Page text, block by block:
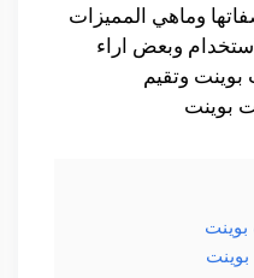
وماهي المميزات
وبعض اراء
بوينت وتقيم
بوينت